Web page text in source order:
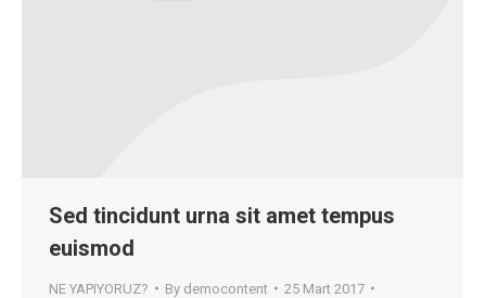
Sed tincidunt urna sit amet tempus
euismod
NE YAPIYORUZ? By democontent
25 Mart 2017